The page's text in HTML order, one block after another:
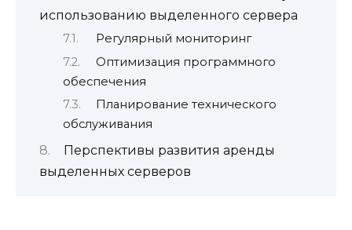
использованию выделенного сервера
Регулярный мониторинг
Оптимизация программного
обеспечения
Планирование технического
обслуживания
Перспективы развития аренды
выделенных серверов